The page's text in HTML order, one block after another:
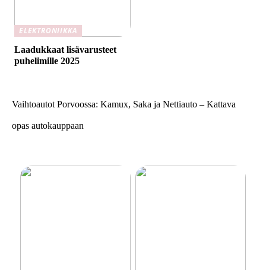
ELEKTRONIIKKA
Laadukkaat lisävarusteet
puhelimille 2025
Vaihtoautot Porvoossa: Kamux, Saka ja Nettiauto – Kattava
opas autokauppaan